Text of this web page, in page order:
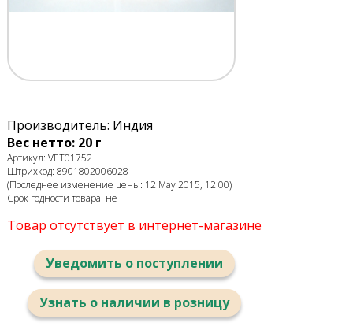
Производитель: Индия
Вес нетто: 20 г
Артикул: VET01752
Штрихкод: 8901802006028
(Последнее изменение цены: 12 May 2015, 12:00)
Срок годности товара: не
Товар отсутствует в интернет-магазине
Уведомить о поступлении
Узнать о наличии в розницу